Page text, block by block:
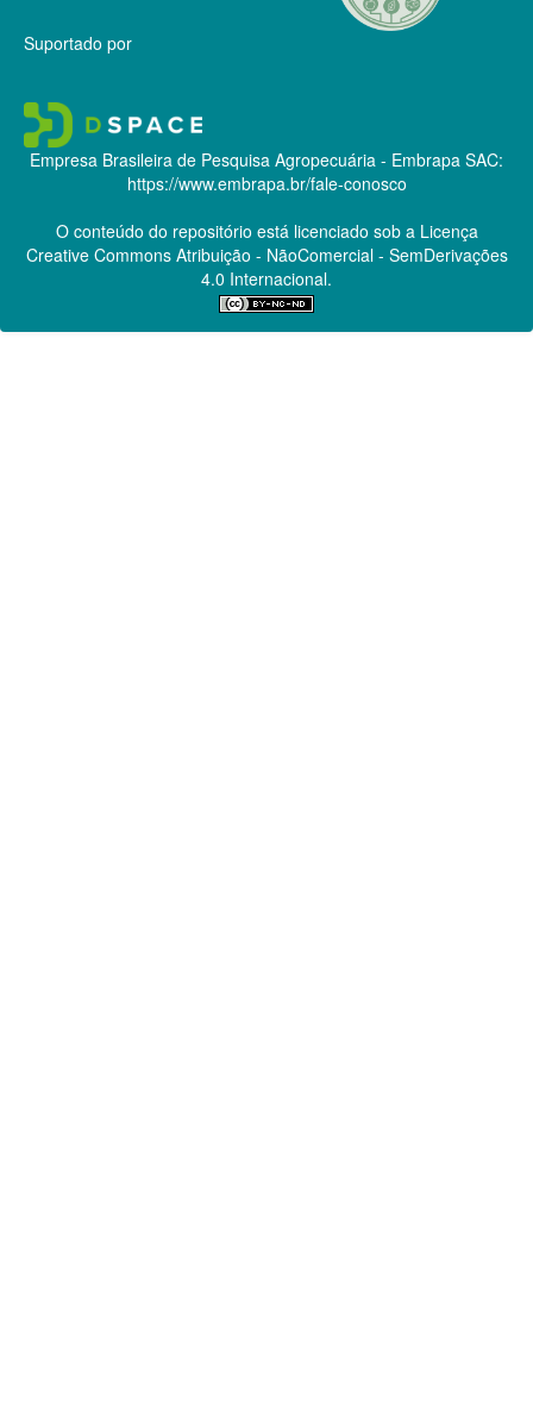
Suportado por
Empresa Brasileira de Pesquisa Agropecuária - Embrapa SAC:
https://www.embrapa.br/fale-conosco
O conteúdo do repositório está licenciado sob a Licença
Creative CommonsAtribuição - NãoComercial - SemDerivações
4.0 Internacional.